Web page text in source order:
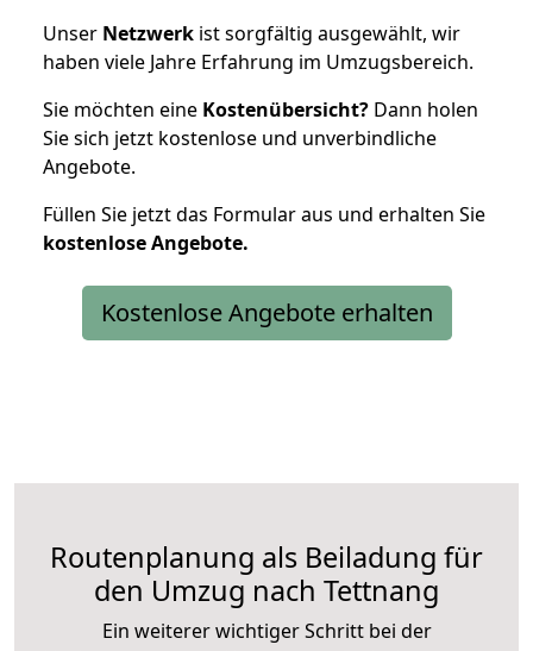
Unser Netzwerk ist sorgfältig ausgewählt, wir
haben viele Jahre Erfahrung im Umzugsbereich.
Sie möchten eine Kostenübersicht? Dann holen
Sie sich jetzt kostenlose und unverbindliche
Angebote.
Füllen Sie jetzt das Formular aus und erhalten Sie
kostenloseAngebote.
Kostenlose Angebote erhalten
Routenplanung als Beiladung für
den Umzug nach Tettnang
Ein weiterer wichtiger Schritt bei der